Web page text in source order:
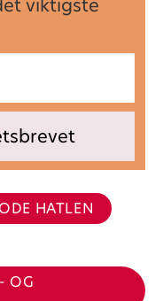
viktigste
HATLEN
OG